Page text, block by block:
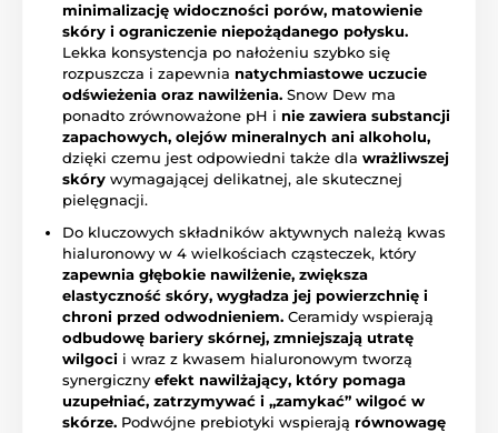
minimalizację widoczności porów, matowienie
skóry i ograniczenie niepożądanego połysku.
Lekka konsystencja po nałożeniu szybko się
rozpuszcza i zapewnia natychmiastowe uczucie
odświeżenia oraz nawilżenia. Snow Dew ma
ponadto zrównoważone pH i nie zawiera substancji
zapachowych, olejów mineralnych ani alkoholu,
dzięki czemu jest odpowiedni także dla wrażliwszej
skóry wymagającej delikatnej, ale skutecznej
pielęgnacji.
Do kluczowych składników aktywnych należą kwas
hialuronowy w 4 wielkościach cząsteczek, który
zapewnia głębokie nawilżenie, zwiększa
elastyczność skóry, wygładza jej powierzchnię i
chroni przed odwodnieniem. Ceramidy wspierają
odbudowę bariery skórnej, zmniejszają utratę
wilgoci i wraz z kwasem hialuronowym tworzą
synergiczny efekt nawilżający, który pomaga
uzupełniać, zatrzymywać i „zamykać” wilgoć w
skórze. Podwójne prebiotyki wspierają równowagę